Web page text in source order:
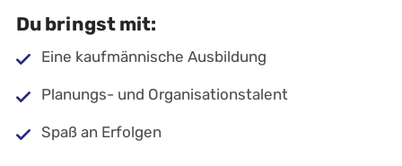
Du bringst mit:
Eine kaufmännische Ausbildung
Planungs- und Organisationstalent
Spaß an Erfolgen